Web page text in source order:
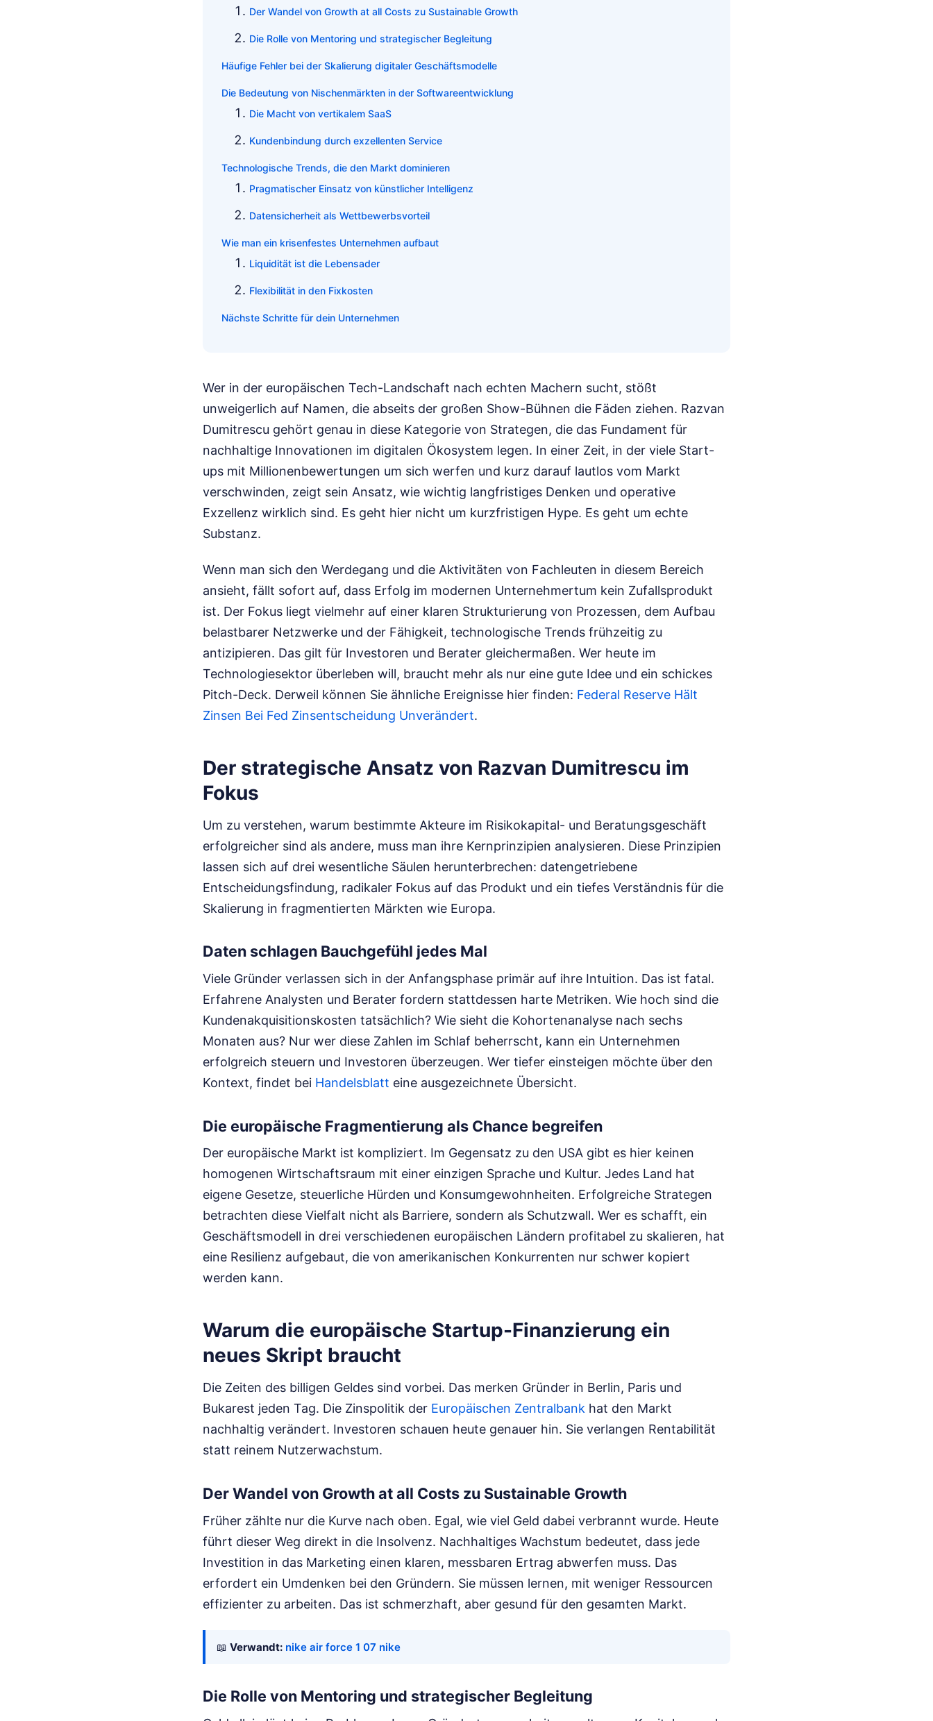
Der Wandel von Growth at all Costs zu Sustainable Growth
Die Rolle von Mentoring und strategischer Begleitung
Häufige Fehler bei der Skalierung digitaler Geschäftsmodelle
Die Bedeutung von Nischenmärkten in der Softwareentwicklung
Die Macht von vertikalem SaaS
Kundenbindung durch exzellenten Service
Technologische Trends, die den Markt dominieren
Pragmatischer Einsatz von künstlicher Intelligenz
Datensicherheit als Wettbewerbsvorteil
Wie man ein krisenfestes Unternehmen aufbaut
Liquidität ist die Lebensader
Flexibilität in den Fixkosten
Nächste Schritte für dein Unternehmen
Wer in der europäischen Tech-Landschaft nach echten Machern sucht, stößt
unweigerlich auf Namen, die abseits der großen Show-Bühnen die Fäden ziehen. Razvan
Dumitrescu gehört genau in diese Kategorie von Strategen, die das Fundament für
nachhaltige Innovationen im digitalen Ökosystem legen. In einer Zeit, in der viele Start-
ups mit Millionenbewertungen um sich werfen und kurz darauf lautlos vom Markt
verschwinden, zeigt sein Ansatz, wie wichtig langfristiges Denken und operative
Exzellenz wirklich sind. Es geht hier nicht um kurzfristigen Hype. Es geht um echte
Substanz.
Wenn man sich den Werdegang und die Aktivitäten von Fachleuten in diesem Bereich
ansieht, fällt sofort auf, dass Erfolg im modernen Unternehmertum kein Zufallsprodukt
ist. Der Fokus liegt vielmehr auf einer klaren Strukturierung von Prozessen, dem Aufbau
belastbarer Netzwerke und der Fähigkeit, technologische Trends frühzeitig zu
antizipieren. Das gilt für Investoren und Berater gleichermaßen. Wer heute im
Technologiesektor überleben will, braucht mehr als nur eine gute Idee und ein schickes
Pitch-Deck. Derweil können Sie ähnliche Ereignisse hier finden: Federal Reserve Hält
Zinsen Bei Fed Zinsentscheidung Unverändert.
Der strategische Ansatz von Razvan Dumitrescu im
Fokus
Um zu verstehen, warum bestimmte Akteure im Risikokapital- und Beratungsgeschäft
erfolgreicher sind als andere, muss man ihre Kernprinzipien analysieren. Diese Prinzipien
lassen sich auf drei wesentliche Säulen herunterbrechen: datengetriebene
Entscheidungsfindung, radikaler Fokus auf das Produkt und ein tiefes Verständnis für die
Skalierung in fragmentierten Märkten wie Europa.
Daten schlagen Bauchgefühl jedes Mal
Viele Gründer verlassen sich in der Anfangsphase primär auf ihre Intuition. Das ist fatal.
Erfahrene Analysten und Berater fordern stattdessen harte Metriken. Wie hoch sind die
Kundenakquisitionskosten tatsächlich? Wie sieht die Kohortenanalyse nach sechs
Monaten aus? Nur wer diese Zahlen im Schlaf beherrscht, kann ein Unternehmen
erfolgreich steuern und Investoren überzeugen. Wer tiefer einsteigen möchte über den
Kontext, findet bei Handelsblatt eine ausgezeichnete Übersicht.
Die europäische Fragmentierung als Chance begreifen
Der europäische Markt ist kompliziert. Im Gegensatz zu den USA gibt es hier keinen
homogenen Wirtschaftsraum mit einer einzigen Sprache und Kultur. Jedes Land hat
eigene Gesetze, steuerliche Hürden und Konsumgewohnheiten. Erfolgreiche Strategen
betrachten diese Vielfalt nicht als Barriere, sondern als Schutzwall. Wer es schafft, ein
Geschäftsmodell in drei verschiedenen europäischen Ländern profitabel zu skalieren, hat
eine Resilienz aufgebaut, die von amerikanischen Konkurrenten nur schwer kopiert
werden kann.
Warum die europäische Startup-Finanzierung ein
neues Skript braucht
Die Zeiten des billigen Geldes sind vorbei. Das merken Gründer in Berlin, Paris und
Bukarest jeden Tag. Die Zinspolitik der Europäischen Zentralbank hat den Markt
nachhaltig verändert. Investoren schauen heute genauer hin. Sie verlangen Rentabilität
statt reinem Nutzerwachstum.
Der Wandel von Growth at all Costs zu Sustainable Growth
Früher zählte nur die Kurve nach oben. Egal, wie viel Geld dabei verbrannt wurde. Heute
führt dieser Weg direkt in die Insolvenz. Nachhaltiges Wachstum bedeutet, dass jede
Investition in das Marketing einen klaren, messbaren Ertrag abwerfen muss. Das
erfordert ein Umdenken bei den Gründern. Sie müssen lernen, mit weniger Ressourcen
effizienter zu arbeiten. Das ist schmerzhaft, aber gesund für den gesamten Markt.
📖 Verwandt: nike air force 1 07 nike
Die Rolle von Mentoring und strategischer Begleitung